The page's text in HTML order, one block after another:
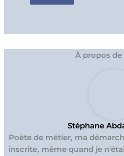
À propos
Stéphane
Poète de métier, ma
inscrite, même quand je